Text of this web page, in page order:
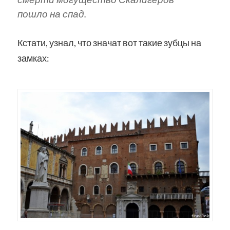
пошло на спад.
Кстати, узнал, что значат вот такие зубцы на
замках: